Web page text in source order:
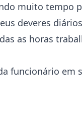
muito tempo
deveres
as horas
funcionário em